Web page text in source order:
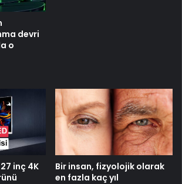
devri
o
inç 4K
Bir insan, fizyolojik olarak
en fazla kaç yıl